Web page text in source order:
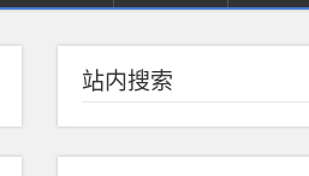
站内搜索